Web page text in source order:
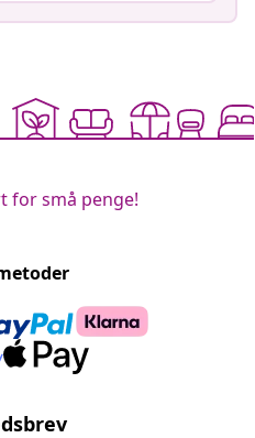
for små penge!